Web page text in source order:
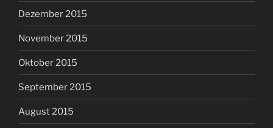
Dezember 2015
November 2015
Oktober 2015
September 2015
August 2015